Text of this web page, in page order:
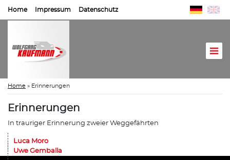
Home Impressum Datenschutz
Home » Erinnerungen
Erinnerungen
In trauriger Erinnerung zweier Weggefährten
Luca Moro
Uwe Gemballa